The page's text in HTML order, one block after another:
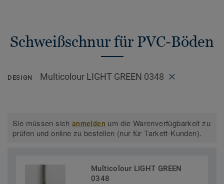
Schweißschnur für PVC-Böden
DESIGN Multicolour LIGHT GREEN 0348
Sie müssen sichanmelden um die Warenverfügbarkeit zu
prüfen und online zu bestellen (nur für Tarkett-Kunden).
Multicolour LIGHT GREEN
0348